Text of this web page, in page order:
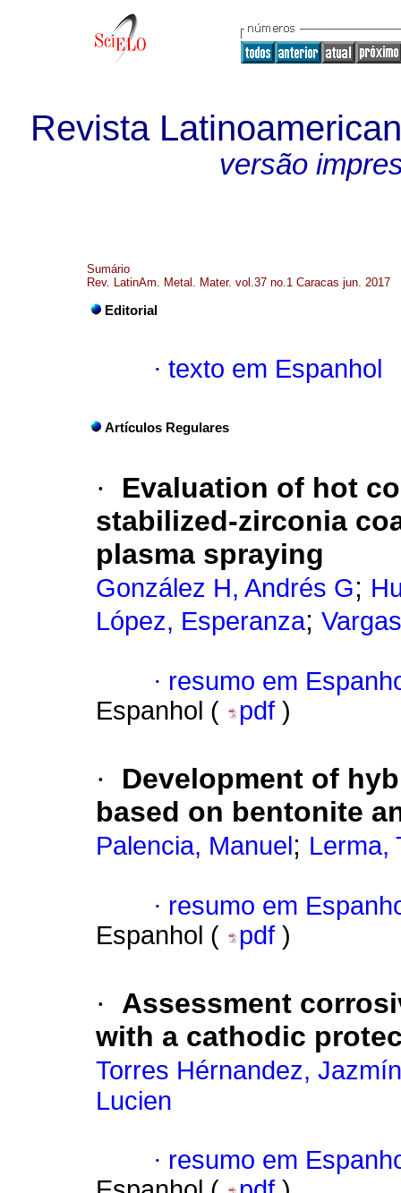
Revista
versão
Sumário
Rev. LatinAm. Metal. Mater. vol.37 no.1 Caracas jun. 2017
Editorial
· texto em Espanhol
Artículos Regulares
·
Evaluation of hot
stabilized-zirconia
plasma spraying
González H, Andrés G;
López, Esperanza;
· resumo em
Espanhol (
pdf )
·
Development of
based on bentonite
Palencia, Manuel ; Lerma,
· resumo em
Espanhol (
pdf )
·
Assessment
with a cathodic
Torres Hérnandez,
Lucien
· resumo em